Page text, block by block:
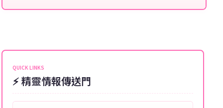
角色名稱：您遊戲中的角色名稱。
等級：角色的當前等級。
可直接聯絡客服查詢訂單進度。
QUICK LINKS
⚡ 精靈情報傳送門